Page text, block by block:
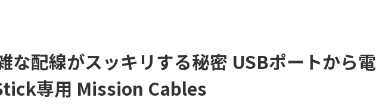
な配線がスッキリする秘密 USBポートから電
専用 Mission Cables